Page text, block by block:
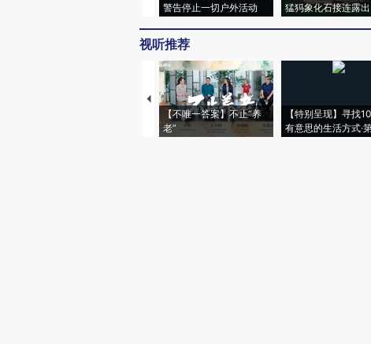
警告停止一切户外活动
猛犸象化石接连露出
视听推荐
【不唯一答案】不止“养
老”
【特别呈现】寻找
有意思的生活方式·